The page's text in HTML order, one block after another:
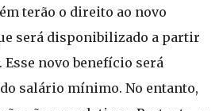
terão o direito ao novo
será disponibilizado a partir
Esse novo benefício será
salário mínimo. No entanto,